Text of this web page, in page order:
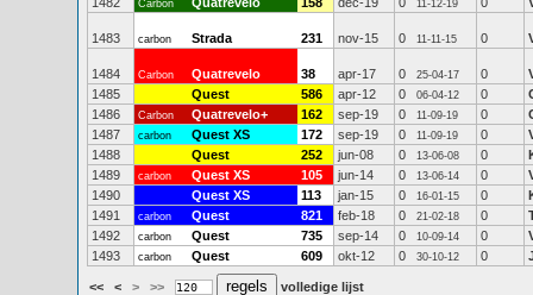
Carbon 11-12-19
1483 carbon Strada 231 nov-15 0 11-11-15 0
1484 Carbon Quatrevelo 38 apr-17 0 25-04-17 0
1485
Quest 586 apr-12 0 06-04-12 0
1486
Carbon Quatrevelo+ 162 sep-19 0 11-09-19 0
1487
carbon Quest XS 172 sep-19 0 11-09-19 0
1488
Quest 252 jun-08 0 13-06-08 0
1489
carbon Quest XS 105 jun-14 0 13-06-14 0
1490
Quest XS 113 jan-15 0 16-01-15 0
1491
carbon Quest 821 feb-18 0 21-02-18 0
1492
carbon Quest 735 sep-14 0 10-09-14 0
1493
carbon Quest 609 okt-12 0 30-10-12 0
<< < > >>
volledige lijst